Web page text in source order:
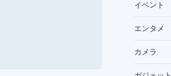
イベント
エンタメ
カメラ